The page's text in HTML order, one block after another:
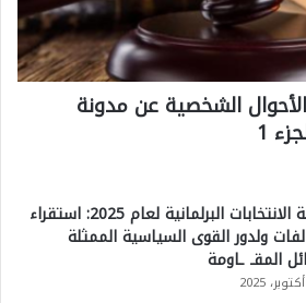
الشخصية عن مدونة
1
خارطة الانتخابات البرلمانية لعام 2025: استقراء
ولدور القوى السياسية الممثلة
المقـ ـاومة